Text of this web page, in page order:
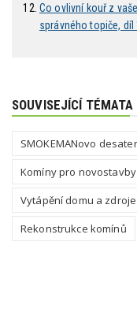
Co ovlivní kouř z
správného topiče, díl
SOUVISEJÍCÍ TÉMATA
SMOKEMANovo
Komíny pro novostavby
Vytápění domu a
Rekonstrukce komínů